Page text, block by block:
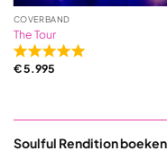
COVERBAND
The Tour
Rated
5,0
based
€5.995
Soulful Rendition